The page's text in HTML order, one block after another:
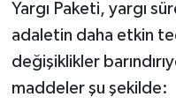
Yargı Paketi, yargı
adaletin daha etkin
değişiklikler
maddeler şu şekilde: